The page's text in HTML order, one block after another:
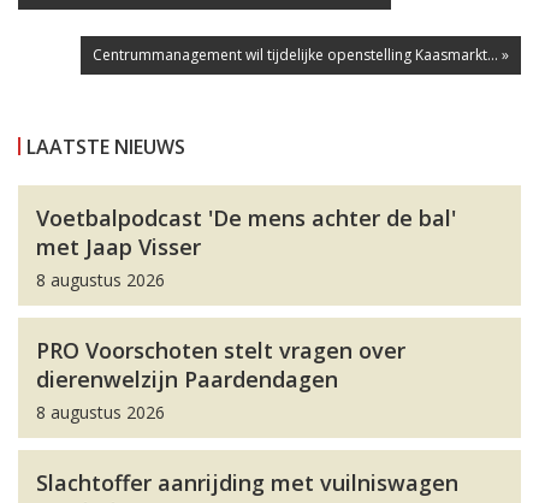
Centrummanagement wil tijdelijke openstelling Kaasmarkt... »
LAATSTE NIEUWS
Voetbalpodcast 'De mens achter de bal'
met Jaap Visser
8 augustus 2026
PRO Voorschoten stelt vragen over
dierenwelzijn Paardendagen
8 augustus 2026
Slachtoffer aanrijding met vuilniswagen